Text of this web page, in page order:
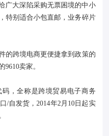
广大深陷采购无票困境的中小
特别适合小包直邮，业务碎片
的跨境电商更便捷拿到政策的
卖家。
码，全称是跨境贸易电子商务
/自发货，2014年2月10日起实